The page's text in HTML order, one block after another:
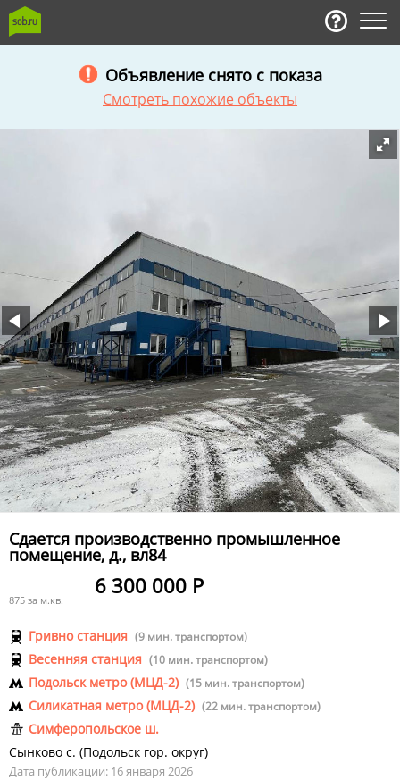
Объявление снято с показа
Смотреть похожие объекты
Сдается производственно промышленное
помещение, д., вл84
6 300 000 Р
875 за м.кв.
Гривно станция (9 мин. транспортом)
Весенняя станция (10 мин. транспортом)
Подольск метро (МЦД-2) (15 мин. транспортом)
Силикатная метро (МЦД-2) (22 мин. транспортом)
Симферопольское ш.
Сынково с. (Подольск гор. округ)
Дата публикации: 16 января 2026